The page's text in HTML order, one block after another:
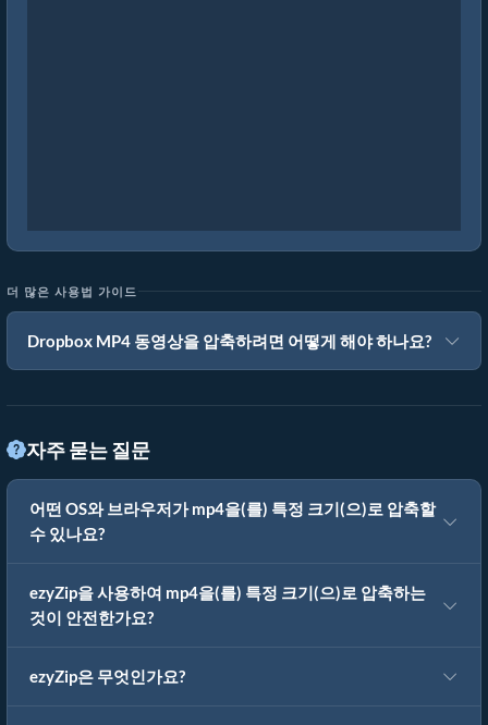
더 많은 사용법 가이드
Dropbox MP4 동영상을 압축하려면 어떻게 해야 하나요?
자주 묻는 질문
어떤 OS와 브라우저가 mp4을(를) 특정 크기(으)로 압축할
수 있나요?
ezyZip을 사용하여 mp4을(를) 특정 크기(으)로 압축하는
것이 안전한가요?
ezyZip은 무엇인가요?